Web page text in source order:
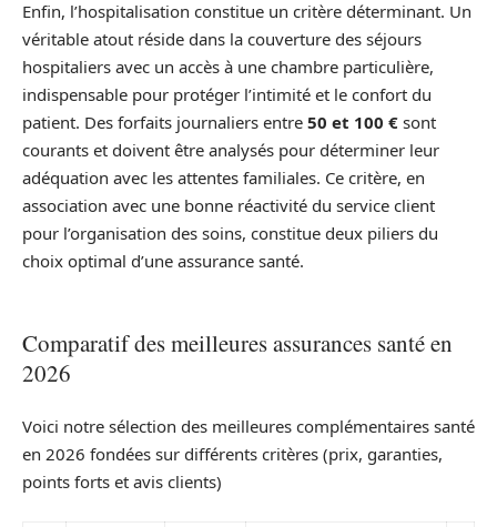
Enfin, l’hospitalisation constitue un critère déterminant. Un
véritable atout réside dans la couverture des séjours
hospitaliers avec un accès à une chambre particulière,
indispensable pour protéger l’intimité et le confort du
patient. Des forfaits journaliers entre 50 et 100 € sont
courants et doivent être analysés pour déterminer leur
adéquation avec les attentes familiales. Ce critère, en
association avec une bonne réactivité du service client
pour l’organisation des soins, constitue deux piliers du
choix optimal d’une assurance santé.
Comparatif des meilleures assurances santé en
2026
Voici notre sélection des meilleures complémentaires santé
en 2026 fondées sur différents critères (prix, garanties,
points forts et avis clients)